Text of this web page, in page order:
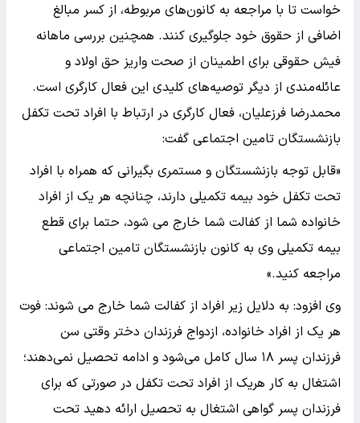
خواست تا با مراجعه به کانون‌های مربوطه، از کسر مبالغ
اضافی از حقوق خود جلوگیری کنند. همچنین بررسی ماهانه
فیش حقوقی برای اطمینان از صحت واریز حق اولاد و
عائله‌مندی از دیگر توصیه‌های کلیدی این فعال کارگری است.
محمدرضا فرزعلیان، فعال کارگری در ارتباط با افراد تحت تکفل
بازنشستگان تامین اجتماعی گفت:
«قابل توجه بازنشستگان و مستمری بگیرانی که همراه با افراد
تحت تکفل خود بیمه تکمیلی دارند، چنانچه هر یک از افراد
خانواده شما از کفالت شما خارج می شود، حتما برای قطع
بیمه تکمیلی وی به کانون بازنشستگان تامین اجتماعی
مراجعه کنید.»
وی افزود: به دلایل زیر افراد از کفالت شما خارج می شوند: فوت
هر یک از افراد خانواده، ازدواج فرزندان دختر وقتی سن
فرزندان پسر ۱۸ سال کامل می‌شود و ادامه تحصیل نمی‌دهند؛
اشتغال به کار هریک از افراد تحت تکفل در صورتی که برای
فرزندان پسر گواهی اشتغال به تحصیل ارائه دهید تحت